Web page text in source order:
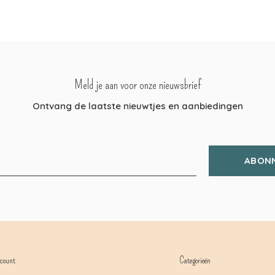
Meld je aan voor onze nieuwsbrief
Ontvang de laatste nieuwtjes en aanbiedingen
Categorieën